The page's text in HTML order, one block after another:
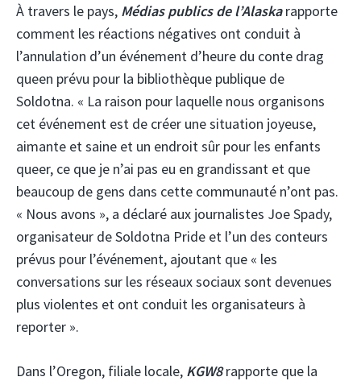
À travers le pays, Médias publics de l’Alaskarapporte
comment les réactions négatives ont conduit à
l’annulation d’un événement d’heure du conte drag
queen prévu pour la bibliothèque publique de
Soldotna. « La raison pour laquelle nous organisons
cet événement est de créer une situation joyeuse,
aimante et saine et un endroit sûr pour les enfants
queer, ce que je n’ai pas eu en grandissant et que
beaucoup de gens dans cette communauté n’ont pas.
« Nous avons », a déclaré aux journalistes Joe Spady,
organisateur de Soldotna Pride et l’un des conteurs
prévus pour l’événement, ajoutant que « les
conversations sur les réseaux sociaux sont devenues
plus violentes et ont conduit les organisateurs à
reporter ».
Dans l’Oregon, filiale locale, KGW8rapporte que la